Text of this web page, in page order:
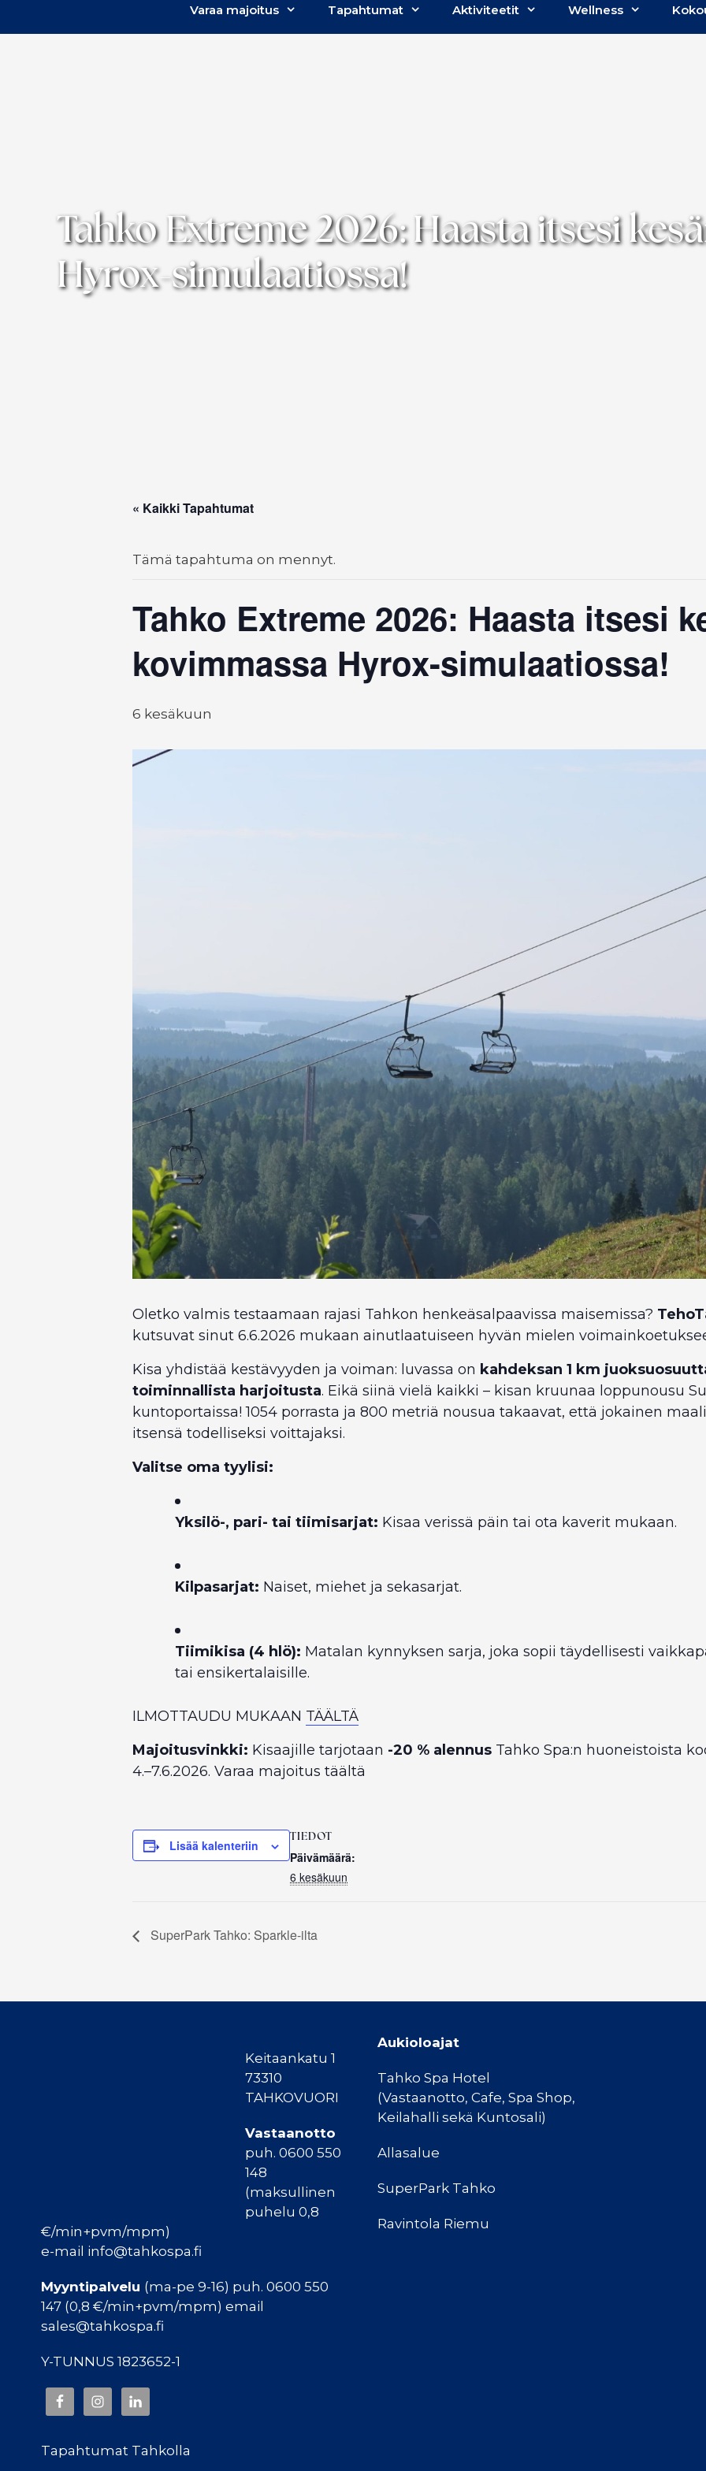
Varaa majoitus Tapahtumat Aktiviteetit Wellness
Tahko Extreme 2026: Haasta itsesi
Hyrox-simulaatiossa!
« Kaikki Tapahtumat
Tämä tapahtuma on mennyt.
Tahko Extreme 2026: Haasta itsesi
kovimmassa Hyrox-simulaatiossa!
6 kesäkuun
Oletko valmis testaamaan rajasi Tahkon henkeäsalpaavissa maisemissa?
kutsuvat sinut 6.6.2026 mukaan ainutlaatuiseen hyvän mielen
Kisa yhdistää kestävyyden ja voiman: luvassa on kahdeksan 1 km
toiminnallista harjoitusta. Eikä siinä vielä kaikki – kisan kruunaa loppunousu
kuntoportaissa! 1054 porrasta ja 800 metriä nousua takaavat, että jokainen
itsensä todelliseksi voittajaksi.
Valitse oma tyylisi:
Yksilö-, pari- tai tiimisarjat: Kisaa verissä päin tai ota kaverit mukaan.
Kilpasarjat: Naiset, miehet ja sekasarjat.
Tiimikisa (4 hlö): Matalan kynnyksen sarja, joka sopii täydellisesti
tai ensikertalaisille.
ILMOTTAUDU MUKAAN TÄÄLTÄ
Majoitusvinkki: Kisaajille tarjotaan -20 % alennus Tahko Spa:n huoneistoista
4.–7.6.2026. Varaa majoitus täältä
Lisää kalenteriin
TIEDOT
Päivämäärä:
6 kesäkuun
SuperPark Tahko: Sparkle-ilta
Keitaankatu 1
73310
TAHKOVUORI
Vastaanotto
puh. 0600 550
148
(maksullinen
puhelu 0,8
€/min+pvm/mpm)
e-mail info@tahkospa.fi
Myyntipalvelu (ma-pe 9-16) puh. 0600 550
147 (0,8 €/min+pvm/mpm) email
sales@tahkospa.fi
Y-TUNNUS 1823652-1
Tapahtumat Tahkolla
Aukioloajat
Tahko Spa Hotel
(Vastaanotto, Cafe, Spa Shop,
Keilahalli sekä Kuntosali)
Allasalue
SuperPark Tahko
Ravintola Riemu